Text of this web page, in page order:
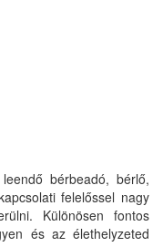
bérbeadó, bérlő,
felelőssel nagy
Különösen fontos
és az élethelyzeted